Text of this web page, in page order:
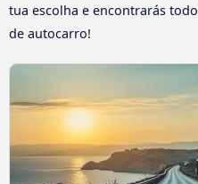
tua escolha e encontrarás
de autocarro!